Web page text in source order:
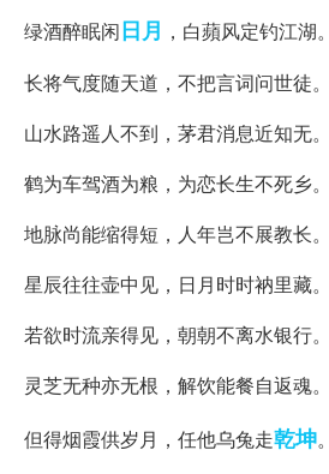
绿酒醉眠闲日月 ，白蘋风定钓江湖。
长将气度随天道，不把言词问世徒。
山水路遥人不到，茅君消息近知无。
鹤为车驾酒为粮，为恋长生不死乡。
地脉尚能缩得短，人年岂不展教长。
星辰往往壶中见，日月时时衲里藏。
若欲时流亲得见，朝朝不离水银行。
灵芝无种亦无根，解饮能餐自返魂。
但得烟霞供岁月，任他乌兔走乾坤。